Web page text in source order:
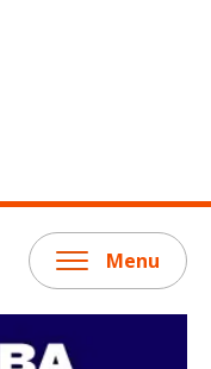
Menu